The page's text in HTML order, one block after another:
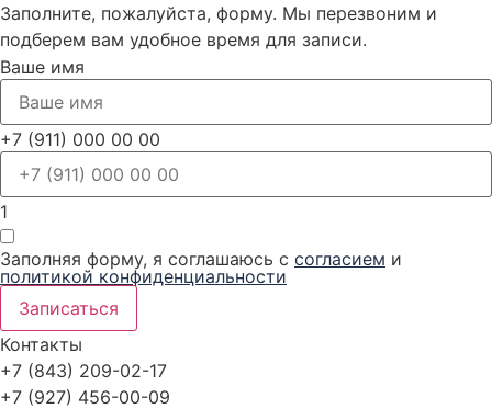
Заполните, пожалуйста, форму. Мы перезвоним и
подберем вам удобное время для записи.
Ваше имя
+7 (911) 000 00 00
1
Заполняя форму, я соглашаюсь с согласием и
политикой конфиденциальности
Записаться
Контакты
+7 (843) 209-02-17
+7 (927) 456-00-09